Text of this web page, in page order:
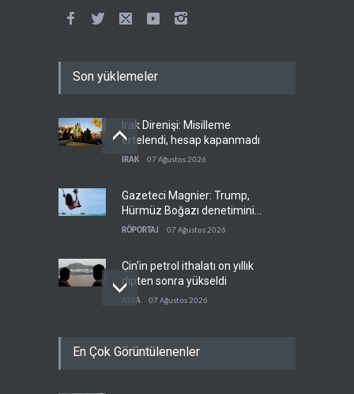
Son yüklemeler
Irak Direnişi: Misilleme
ertelendi, hesap kapanmadı
IRAK 07 Ağustos 2026
Gazeteci Magnier: Trump,
Hürmüz Boğazı denetimini
doğrudan İran ve Umman'a
RÖPORTAJ 07 Ağustos 2026
Çin'in petrol ithalatı on yıllık
dipten sonra yükseldi
ASYA 07 Ağustos 2026
sonra petrol üretimini rekor
En Çok Görüntülenenler